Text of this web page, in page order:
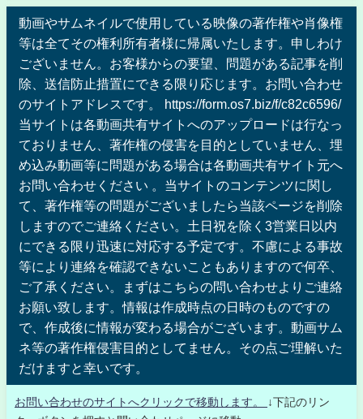
動画やサムネイルで使用している映像の著作権や肖像権
等は全てその権利所有者様に帰属いたします。申しわけ
ございません。お客様からの要望、問題がある記事を削
除、送信防止措置にできる限り応じます。お問い合わせ
のサイトアドレスです。 https://form.os7.biz/f/c82c6596/
当サイトは各動画共有サイトへのアップロードは行なっ
ておりません、著作権の侵害を目的としていません、埋
め込み動画等に問題がある場合は各動画共有サイト元へ
お問い合わせください 。当サイトのコンテンツに関し
て、著作権等の問題がございましたら当該ページを削除
しますのでご連絡ください。土日祝を除く3営業日以内
にできる限り迅速に対応する予定です。不慮による事故
等により連絡を確認できないこともありますので何卒、
ご了承ください。まずはこちらの問い合わせよりご連絡
お願い致します。情報は作成時点の日時のものですの
で、作成後に情報が変わる場合がございます。動画サム
ネ等の著作権侵害目的としてません。その点ご理解いた
だけますと幸いです。
お問い合わせのサイトへクリックで移動します。
↓下記のリン